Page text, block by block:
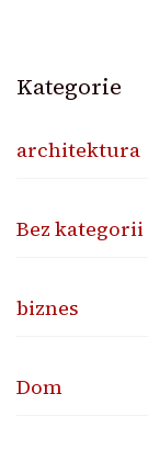
Kategorie
architektura
Bez kategorii
biznes
Dom